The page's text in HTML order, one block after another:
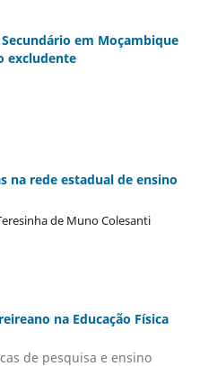
em Moçambique
excludente
na rede estadual de ensino
de Muno Colesanti
na Educação Física
de pesquisa e ensino